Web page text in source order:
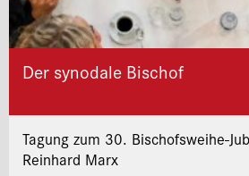
Der synodale Bischof
Tagung zum 30. Bischofsweihe-
Reinhard Marx